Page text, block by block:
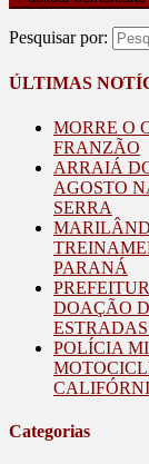
Pesquisar por:
ÚLTIMAS
MORRE O
FRANZÃO
ARRAIÁ
AGOSTO
SERRA
PARANÁ
DOAÇÃO
POLÍCIA
Categorias